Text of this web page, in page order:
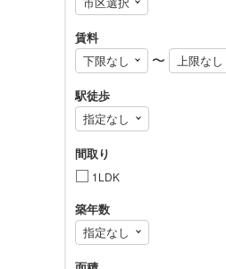
賃料
〜
駅徒歩
間取り
1LDK
築年数